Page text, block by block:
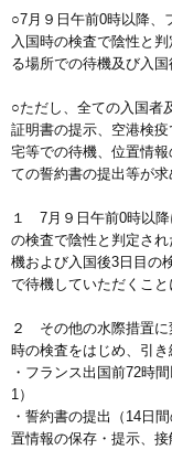
○7月９日午前0時以降、
入国時の検査で陰性と
る場所での待機及び入
○ただし、全ての入国者
証明書の提示、空港検
宅等での待機、位置情
ての誓約書の提出等が求
１ 7月９日午前0時以降
の検査で陰性と判定さ
機および入国後3日目の
で待機していただくこと
２ その他の水際措置に
時の検査をはじめ、引き
・フランス出国前72時
1）
・誓約書の提出（14日
置情報の保存・提示、接